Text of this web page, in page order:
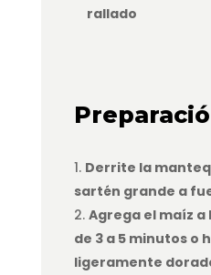
rallado
Derrite la
sartén grande a
Agrega el maíz
de 3 a 5 minutos o
ligeramente